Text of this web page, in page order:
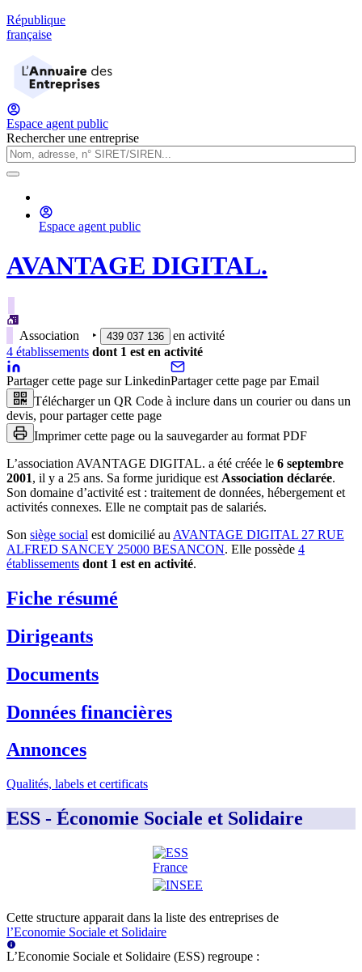
République
française
Espace agent public
Rechercher une entreprise
Espace agent public
AVANTAGE DIGITAL.
Association ‣ 439 037 136
en activité
4 établissements dont 1 est en activité
Partager cette page sur LinkedinPartager cette page par Email
Télécharger un QR Code à inclure dans un courier ou dans un
devis, pour partager cette page
Imprimer cette page ou la sauvegarder au format PDF
L’association AVANTAGE DIGITAL. a été créée le 6 septembre
2001, il y a 25 ans. Sa forme juridique est Association déclarée.
Son domaine d’activité est : traitement de données, hébergement et
activités connexes. Elle ne comptait pas de salariés.
Son siège social est domicilié au AVANTAGE DIGITAL 27 RUE
ALFRED SANCEY 25000 BESANCON. Elle possède 4
établissements dont 1 est en activité.
Fiche résumé
Dirigeants
Documents
Données financières
Annonces
Qualités, labels et certificats
ESS - Économie Sociale et Solidaire
Cette structure apparait dans la liste des entreprises de
l’Economie Sociale et Solidaire
L’Economie Sociale et Solidaire (ESS) regroupe :